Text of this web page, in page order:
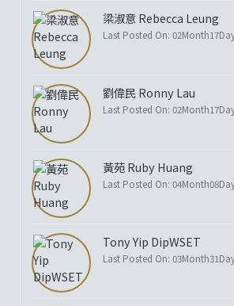
梁淑意 Rebecca Leung
Last Posted On:
劉偉民 Ronny Lau
Last Posted On:
黃苑 Ruby Huang
Last Posted On:
Tony Yip DipWSET
Last Posted On: